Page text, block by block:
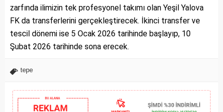
zarfında ilimizin tek profesyonel takımı olan Yeşil Yalova
FK da transferlerini gerçekleştirecek. İkinci transfer ve
tescil dönemi ise 5 Ocak 2026 tarihinde başlayıp, 10
Şubat 2026 tarihinde sona erecek.
tepe